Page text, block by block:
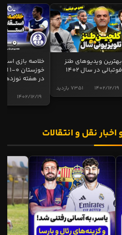
بهترین ویدیوهای طنز
فوتبالی در سال 1402
7351 بازدید 1402/12/19
خلاصه بازی
در هفته نوزدهم
1402/12/19
نقل و انتقالات